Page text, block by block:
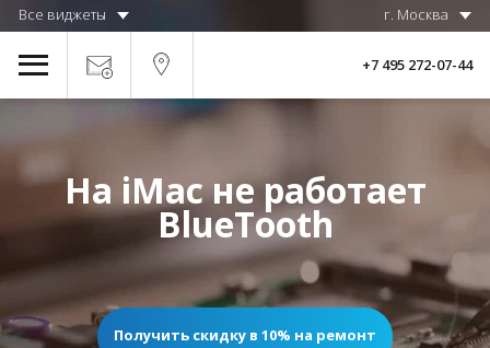
Все виджеты г. Москва
+7 495 272-07-44
На iMac не работает
BlueTooth
Получить скидку в 10% на ремонт